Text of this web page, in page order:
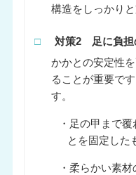
構造をしっかり
□
対策2 足に負担
かかとの安定性
ることが重要で
す。
・足の甲まで
とを固定した
・柔らかい素